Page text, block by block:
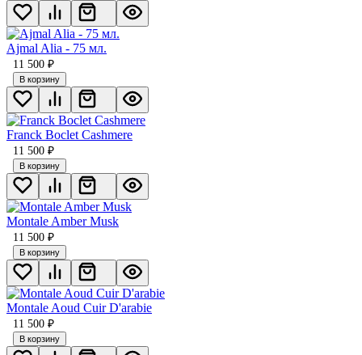
Ajmal Alia - 75 мл.
11 500 ₽
В корзину
Franck Boclet Cashmere
11 500 ₽
В корзину
Montale Amber Musk
11 500 ₽
В корзину
Montale Aoud Cuir D'arabie
11 500 ₽
В корзину